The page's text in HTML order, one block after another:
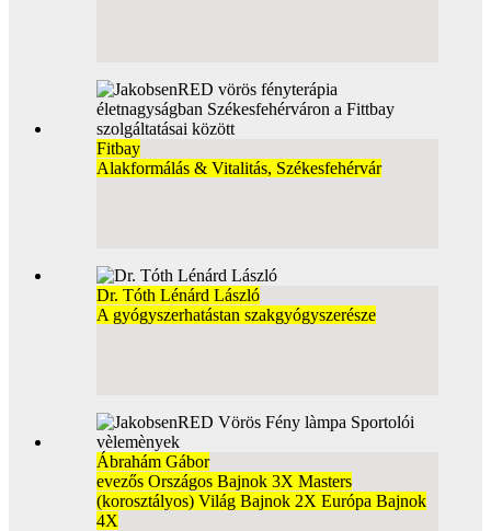
Fitbay
Alakformálás & Vitalitás, Székesfehérvár
Dr. Tóth Lénárd László
A gyógyszerhatástan szakgyógyszerésze
Ábrahám Gábor
evezős Országos Bajnok 3X Masters
(korosztályos) Világ Bajnok 2X Európa Bajnok
4X